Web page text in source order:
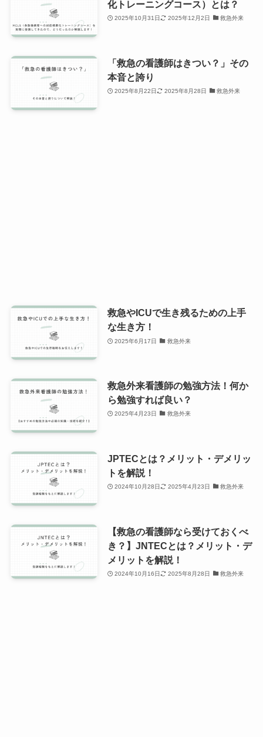
化トレーニングコース）とは？
2025年10月31日 2025年12月2日 救急外来
「救急の看護師はきつい？」その
本音と誇り
2025年8月22日 2025年8月28日 救急外来
救急やICUで生き残るための上手
な生き方！
2025年6月17日 救急外来
救急外来看護師の勉強方法！何か
ら勉強すれば良い？
2025年4月23日 救急外来
JPTECとは？メリット・デメリッ
トを解説！
2024年10月28日 2025年4月23日 救急外来
【救急の看護師なら受けておくべ
き？】JNTECとは？メリット・デ
メリットを解説！
2024年10月16日 2025年8月28日 救急外来